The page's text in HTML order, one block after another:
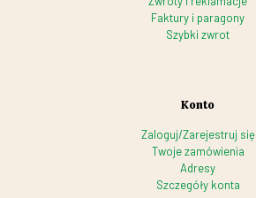
Faktury i paragony
Szybki zwrot
Konto
Zaloguj/Zarejestruj się
Twoje zamówienia
Adresy
Szczegóły konta